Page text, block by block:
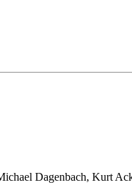
Dagenbach, Kurt